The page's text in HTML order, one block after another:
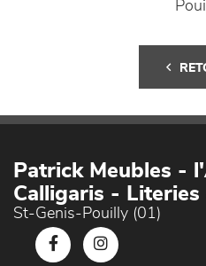
Patrick Meubles -
Calligaris - Literies
St-Genis-Pouilly (01)